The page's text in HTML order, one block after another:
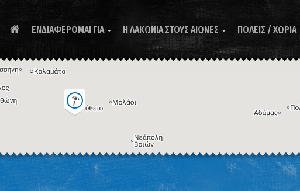
ΕΝΔΙΑΦΕΡΟΜΑΙ ΓΙΑ  Η ΛΑΚΩΝΙΑ ΣΤΟΥΣ ΑΙΩΝΕΣ  ΠΟΛΕΙΣ / ΧΩΡΙΑ
Συντομεύσεις πληκτρολογίου Η